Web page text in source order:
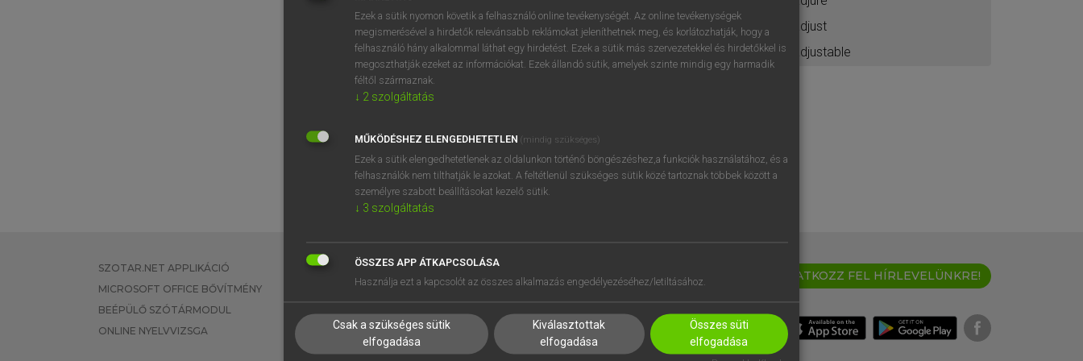
adjust
adjustable
SZOTAR.NET APPLIKÁCIÓ
MICROSOFT OFFICE BŐVÍTMÉNY
BEÉPÜLŐ SZÓTÁRMODUL
ONLINE NYELVVIZSGA
EGYÉNI FELHASZNÁLÓKNAK
TANULÓKNAK
VÁLLALATI MEGOLDÁSOK
SÚGÓ
RÓLUNK
SÜTI BEÁLLÍTÁSOK
IRATKOZZ FEL HÍRLEVELÜNKRE!
Ezek a sütik nyomon követik a felhasználó online tevékenységét. Az online tevékenységek
megismerésével a hirdetők relevánsabb reklámokat jeleníthetnek meg, és korlátozhatják, hogy a
felhasználó hány alkalommal láthat egy hirdetést. Ezek a sütik más szervezetekkel és hirdetőkkel is
megoszthatják ezeket az információkat. Ezek állandó sütik, amelyek szinte mindig egy harmadik
féltől származnak.
↓ 2 szolgáltatás
MŰKÖDÉSHEZ ELENGEDHETETLEN (mindig szükséges)
Ezek a sütik elengedhetetlenek az oldalunkon történő böngészéshez,a funkciók használatához, és a
felhasználók nem tilthatják le azokat. A feltétlenül szükséges sütik közé tartoznak többek között a
személyre szabott beállításokat kezelő sütik.
↓ 3 szolgáltatás
ÖSSZES APP ÁTKAPCSOLÁSA
Használja ezt a kapcsolót az összes alkalmazás engedélyezéséhez/letiltásához.
Csak a szükséges sütik
elfogadása
Kiválasztottak
elfogadása
Összes süti
elfogadása